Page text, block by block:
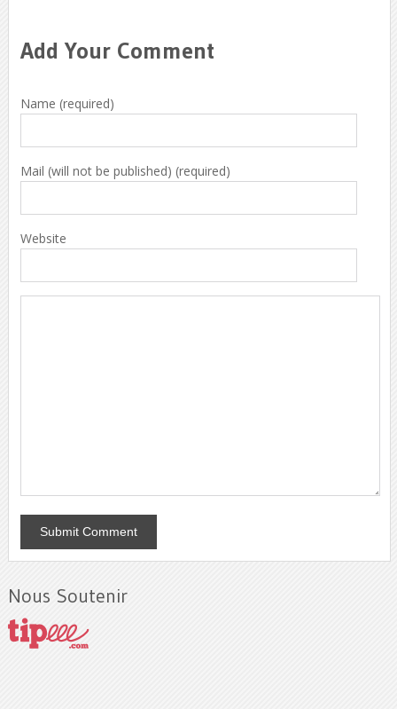
Add Your Comment
Name (required)
Mail (will not be published) (required)
Website
Nous Soutenir